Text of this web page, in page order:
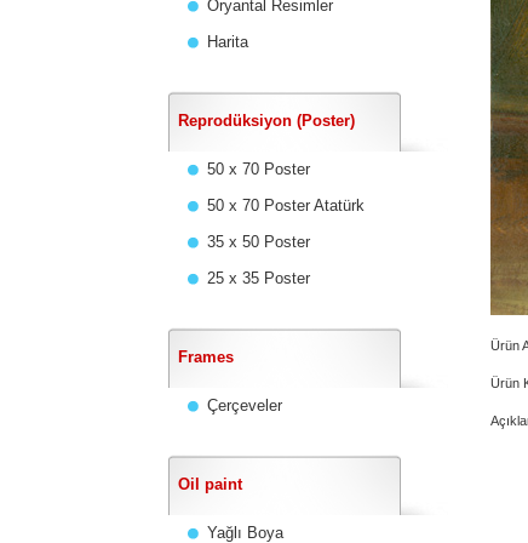
Oryantal Resimler
Harita
Reprodüksiyon (Poster)
50 x 70 Poster
50 x 70 Poster Atatürk
35 x 50 Poster
25 x 35 Poster
Frames
Çerçeveler
Oil paint
Yağlı Boya
Ürün
Ürün